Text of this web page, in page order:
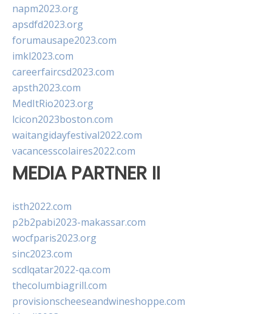
napm2023.org
apsdfd2023.org
forumausape2023.com
imkl2023.com
careerfaircsd2023.com
apsth2023.com
MedItRio2023.org
lcicon2023boston.com
waitangidayfestival2022.com
vacancesscolaires2022.com
MEDIA PARTNER II
isth2022.com
p2b2pabi2023-makassar.com
wocfparis2023.org
sinc2023.com
scdlqatar2022-qa.com
thecolumbiagrill.com
provisionscheeseandwineshoppe.com